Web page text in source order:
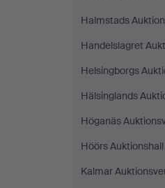
Halmstads
Handelslagret
Helsingborgs
Hälsinglands
Höganäs
Höörs Auktionshall
Kalmar